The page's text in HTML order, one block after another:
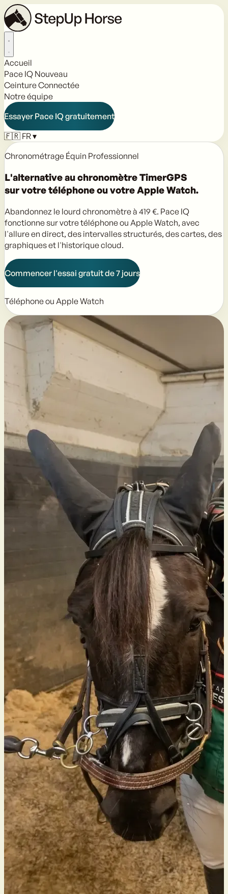
Accueil
Pace IQ Nouveau
Ceinture Connectée
Notre équipe
Essayer Pace IQ gratuitement
🇫🇷 FR▾
Chronométrage Équin Professionnel
L'alternative au chronomètre TimerGPS
sur votre téléphone ou votre Apple Watch.
Abandonnez le lourd chronomètre à 419 €. Pace IQ
fonctionne sur votre téléphone ou Apple Watch, avec
l'allure en direct, des intervalles structurés, des cartes, des
graphiques et l'historique cloud.
Commencer l'essai gratuit de 7 jours
Téléphone ou Apple Watch